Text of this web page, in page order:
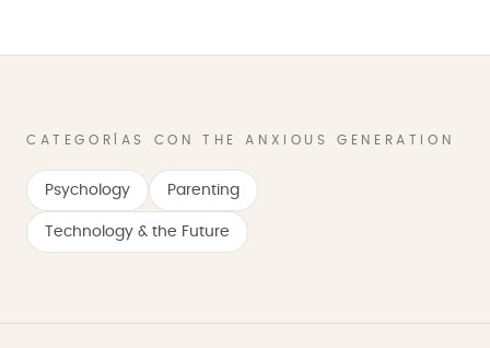
CATEGORÍAS CON THE ANXIOUS GENERATION
Psychology Parenting
Technology & the Future